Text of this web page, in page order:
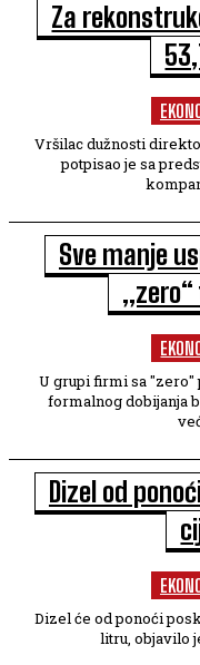
Za
Vršilac dužnosti
potpisao je sa
Sve manje
U grupi firmi sa
formalnog dobijanja
Dizel od
Dizel će od ponoći
litru, objavilo